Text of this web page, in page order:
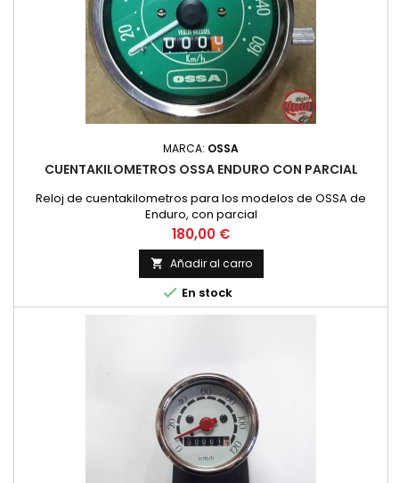
MARCA: OSSA
CUENTAKILOMETROS OSSA ENDURO CON PARCIAL
Reloj de cuentakilometros para los modelos de OSSA de
Enduro, con parcial
Precio
180,00 €
 Añadir al carro
 En stock